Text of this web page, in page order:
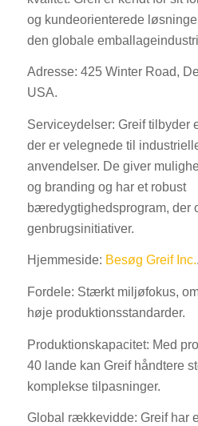
og kundeorienterede
den globale
Adresse: 425 Winter Road,
USA.
Serviceydelser: Greif tilbyder
der er velegnede til
anvendelser. De giver
og branding og har et robust
bæredygtighedsprogram, der
genbrugsinitiativer.
Hjemmeside: Besøg Greif Inc..
Fordele: Stærkt miljøfokus,
høje produktionsstandarder.
Produktionskapacitet: Med
40 lande kan Greif håndtere
komplekse tilpasninger.
Global rækkevidde: Greif har